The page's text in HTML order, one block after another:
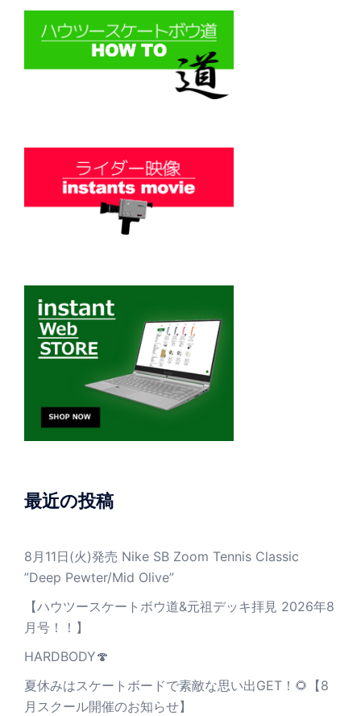
最近の投稿
8月11日(火)発売 Nike SB Zoom Tennis Classic
”Deep Pewter/Mid Olive”
【ハウツースケートボウ道&元祖デッキ拝見 2026年8
月号！！】
HARDBODY🍄
夏休みはスケートボードで素敵な思い出GET！🌻【8
月スクール開催のお知らせ】